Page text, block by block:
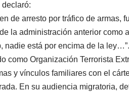
declaró:
de arresto por tráfico de armas,
la administración anterior como
nadie está por encima de la ley…”.
como Organización Terrorista
y vínculos familiares con el
En su audiencia migratoria,